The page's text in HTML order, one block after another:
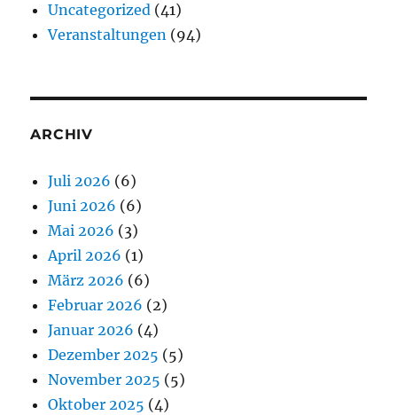
Uncategorized (41)
Veranstaltungen (94)
ARCHIV
Juli 2026 (6)
Juni 2026 (6)
Mai 2026 (3)
April 2026 (1)
März 2026 (6)
Februar 2026 (2)
Januar 2026 (4)
Dezember 2025 (5)
November 2025 (5)
Oktober 2025 (4)